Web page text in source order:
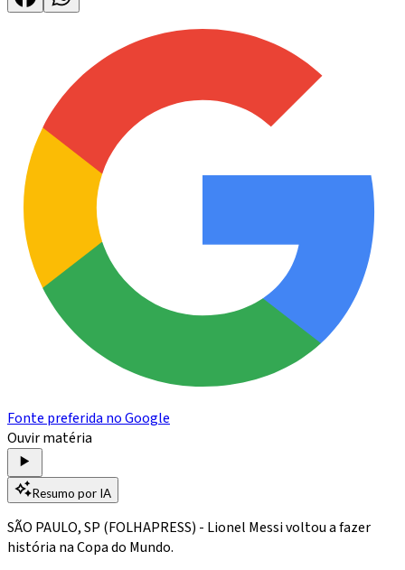
Fonte preferida no Google
Ouvir matéria
Resumo por IA
SÃO PAULO, SP (FOLHAPRESS) - Lionel Messi voltou a fazer
história na Copa do Mundo.